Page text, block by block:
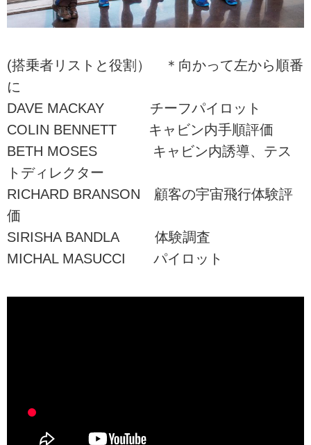
(搭乗者リストと役割） ＊向かって左から順番
に
DAVE MACKAY チーフパイロット
COLIN BENNETT キャビン内手順評価
BETH MOSES キャビン内誘導、テス
トディレクター
RICHARD BRANSON 顧客の宇宙飛行体験評
価
SIRISHA BANDLA 体験調査
MICHAL MASUCCI パイロット